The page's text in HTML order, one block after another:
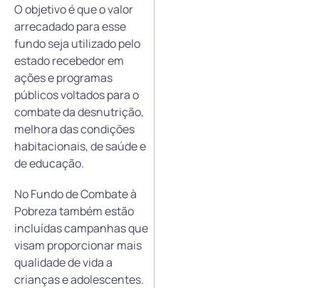
O objetivo é que o valor
arrecadado para esse
fundo seja utilizado pelo
estado recebedor em
ações e programas
públicos voltados para o
combate da desnutrição,
melhora das condições
habitacionais, de saúde e
de educação.
No Fundo de Combate à
Pobreza também estão
incluídas campanhas que
visam proporcionar mais
qualidade de vida a
crianças e adolescentes.